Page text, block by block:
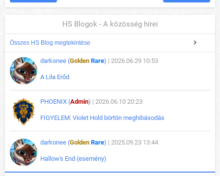
HS Blogok - A közösség hírei
Összes HS Blog megtekintése
darkonee (Golden Rare) | 2026.06.29 10:53
A Lila Erőd
PHOENIX (Admin) | 2026.06.10 20:23
FIGYELEM: Violet Hold börtön meghibásodás
darkonee (Golden Rare) | 2025.09.23 13:44
Hallow's End (esemény)